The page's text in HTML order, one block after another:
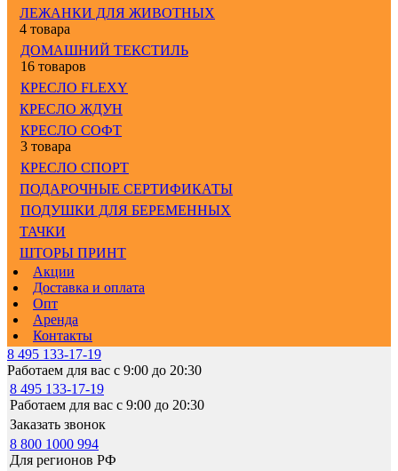
ЛЕЖАНКИ ДЛЯ ЖИВОТНЫХ
4 товара
ДОМАШНИЙ ТЕКСТИЛЬ
16 товаров
КРЕСЛО FLEXY
КРЕСЛО ЖДУН
КРЕСЛО СОФТ
3 товара
КРЕСЛО СПОРТ
ПОДАРОЧНЫЕ СЕРТИФИКАТЫ
ПОДУШКИ ДЛЯ БЕРЕМЕННЫХ
ТАЧКИ
ШТОРЫ ПРИНТ
Акции
Доставка и оплата
Опт
Аренда
Контакты
8 495 133-17-19
Работаем для вас с 9:00 до 20:30
8 495 133-17-19
Работаем для вас с 9:00 до 20:30
Заказать звонок
8 800 1000 994
Для регионов РФ